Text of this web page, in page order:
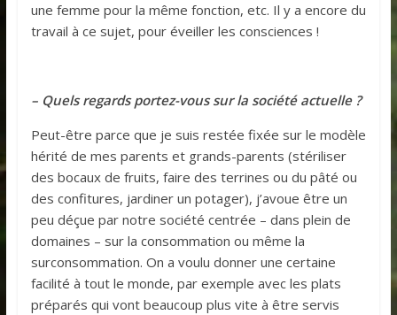
une femme pour la même fonction, etc. Il y a encore du
travail à ce sujet, pour éveiller les consciences !
– Quels regards portez-vous sur la société actuelle ?
Peut-être parce que je suis restée fixée sur le modèle
hérité de mes parents et grands-parents (stériliser
des bocaux de fruits, faire des terrines ou du pâté ou
des confitures, jardiner un potager), j’avoue être un
peu déçue par notre société centrée – dans plein de
domaines – sur la consommation ou même la
surconsommation. On a voulu donner une certaine
facilité à tout le monde, par exemple avec les plats
préparés qui vont beaucoup plus vite à être servis